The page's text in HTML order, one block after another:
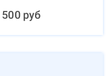
500руб